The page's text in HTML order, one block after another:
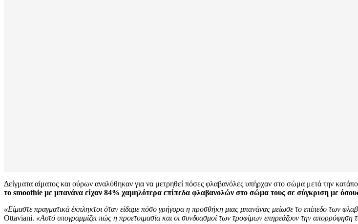
Δείγματα αίματος και ούρων αναλύθηκαν για να μετρηθεί πόσες φλαβανόλες υπήρχαν στο σώμα μετά την
το smoothie με μπανάνα είχαν 84% χαμηλότερα επίπεδα φλαβανολών στο σώμα τους σε σύγκριση με
«Είμαστε πραγματικά έκπληκτοι όταν είδαμε πόσο γρήγορα η προσθήκη μιας μπανάνας μείωσε το επίπεδο των
Ottaviani. «Αυτό υπογραμμίζει πώς η προετοιμασία και οι συνδυασμοί των τροφίμων επηρεάζουν την απορρόφηση